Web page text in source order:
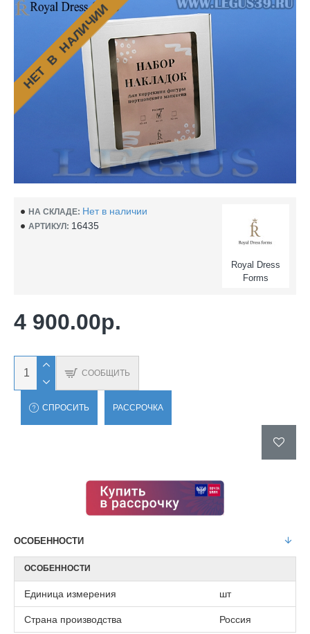
НЕТ В НАЛИЧИИ
НА СКЛАДЕ: Нет в наличии
АРТИКУЛ: 16435
Royal Dress
Forms
4 900.00р.
СООБЩИТЬ
СПРОСИТЬ РАССРОЧКА
ОСОБЕННОСТИ
ОСОБЕННОСТИ
Единица измерения шт
Страна производства Россия